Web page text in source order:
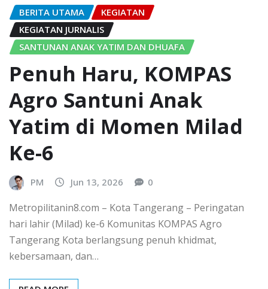
BERITA UTAMA
KEGIATAN
KEGIATAN JURNALIS
SANTUNAN ANAK YATIM DAN DHUAFA
Penuh Haru, KOMPAS
Agro Santuni Anak
Yatim di Momen Milad
Ke-6
PM Jun 13, 2026 0
Metropilitanin8.com – Kota Tangerang – Peringatan
hari lahir (Milad) ke-6 Komunitas KOMPAS Agro
Tangerang Kota berlangsung penuh khidmat,
kebersamaan, dan…